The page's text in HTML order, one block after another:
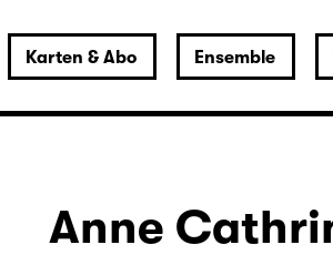
Karten & Abo Ensemble
Anne